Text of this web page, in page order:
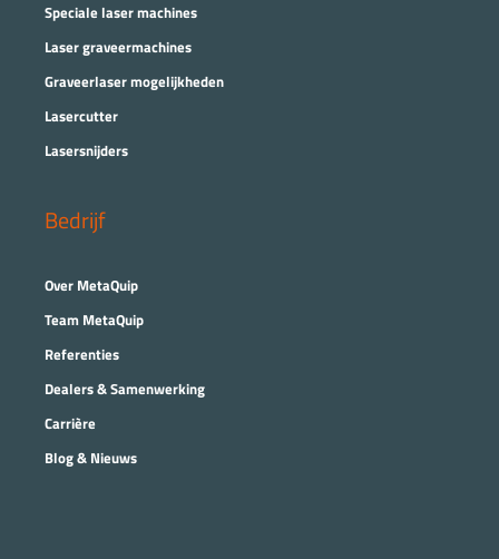
Speciale laser machines
Laser graveermachines
Graveerlaser mogelijkheden
Lasercutter
Lasersnijders
Bedrijf
Over MetaQuip
Team MetaQuip
Referenties
Dealers & Samenwerking
Carrière
Blog & Nieuws